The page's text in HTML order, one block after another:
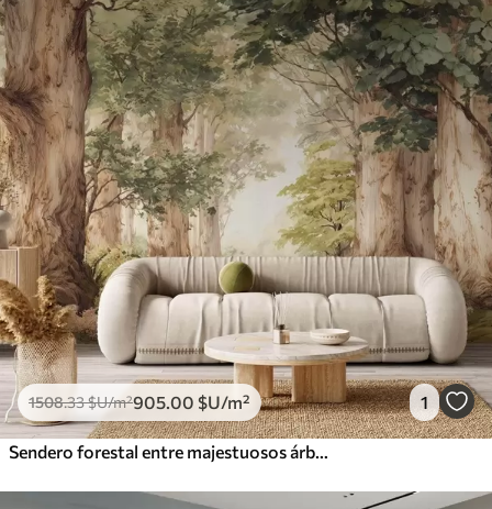
1508.33$U/m²905 .00 $U/m² 1